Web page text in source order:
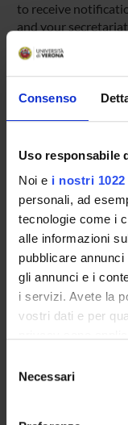
Consenso
Uso responsabile
Noi e i nostri
personali, ad
tecnologie come i
alle informazioni
pubblicare
gli annunci e i
i servizi. Avete la
vostri dati e per
modificare o
momento dalla
delNecessari
to receive
and your
Academic
Didactic plan
Exam calendar
Governing bodies
Notices
Housing service
Documents